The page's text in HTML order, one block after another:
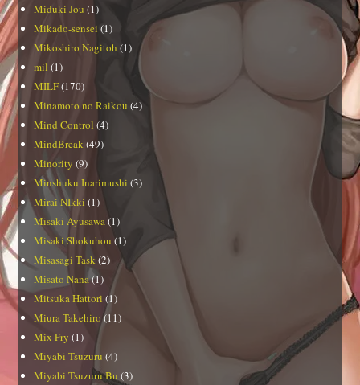
Miduki Jou (1)
Mikado-sensei (1)
Mikoshiro Nagitoh (1)
mil (1)
MILF(170)
Minamoto no Raikou (4)
Mind Control (4)
MindBreak (49)
Minority (9)
Minshuku Inarimushi (3)
Mirai NIkki (1)
Misaki Ayusawa (1)
Misaki Shokuhou (1)
Misasagi Task (2)
Misato Nana(1)
Mitsuka Hattori (1)
Miura Takehiro(11)
Mix Fry (1)
Miyabi Tsuzuru (4)
Miyabi Tsuzuru Bu (3)